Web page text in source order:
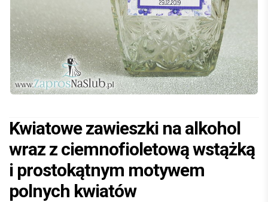
Kwiatowe zawieszki na alkohol
wraz z ciemnofioletową wstążką
i prostokątnym motywem
polnych kwiatów